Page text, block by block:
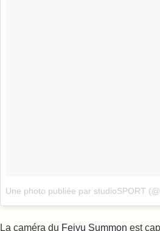
Une photo publiée par studioSPORT
La caméra du Feiyu Summon est